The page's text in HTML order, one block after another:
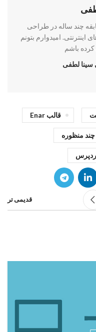
چند ساله در طراحی
امیدوارم بتونم
باشم
سینا لطفی
قالب Enar
منظوره
قدیمی تر